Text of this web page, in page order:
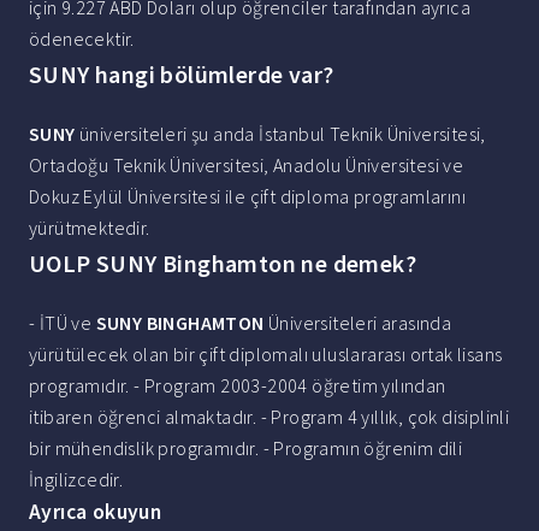
için 9.227 ABD Doları olup öğrenciler tarafından ayrıca
ödenecektir.
SUNY hangi bölümlerde var?
SUNY üniversiteleri şu anda İstanbul Teknik Üniversitesi,
Ortadoğu Teknik Üniversitesi, Anadolu Üniversitesi ve
Dokuz Eylül Üniversitesi ile çift diploma programlarını
yürütmektedir.
UOLP SUNY Binghamton ne demek?
- İTÜ ve SUNY BINGHAMTON Üniversiteleri arasında
yürütülecek olan bir çift diplomalı uluslararası ortak lisans
programıdır. - Program 2003-2004 öğretim yılından
itibaren öğrenci almaktadır. - Program 4 yıllık, çok disiplinli
bir mühendislik programıdır. - Programın öğrenim dili
İngilizcedir.
Ayrıca okuyun